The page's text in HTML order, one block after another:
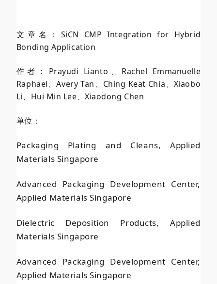
文章名：SiCN CMP Integration for Hybrid
Bonding Application
作者：Prayudi Lianto、Rachel Emmanuelle
Raphael、Avery Tan、Ching Keat Chia、Xiaobo
Li、Hui Min Lee、Xiaodong Chen
单位：
Packaging Plating and Cleans, Applied
Materials Singapore
Advanced Packaging Development Center,
Applied Materials Singapore
Dielectric Deposition Products, Applied
Materials Singapore
Advanced Packaging Development Center,
Applied MaterialsSingapore